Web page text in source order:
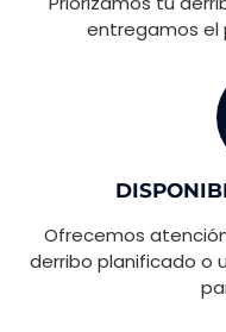
entregamos el
Ofrecemos
derribo planificado o